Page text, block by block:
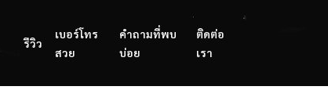
รีวิว
เบอร์โทร
สวย
คำถามที่พบ
บ่อย
ติดต่อ
เรา